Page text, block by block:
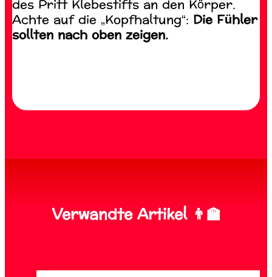
des Pritt Klebestifts an den Körper.
Achte auf die „Kopfhaltung“: Die Fühler
sollten nach oben zeigen.
Verwandte Artikel 👨‍🏫